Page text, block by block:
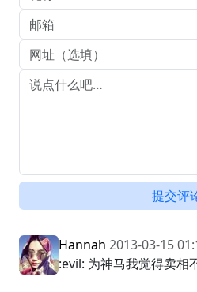
提交评
Hannah 2013-03-15
:evil: 为神马我觉得卖相